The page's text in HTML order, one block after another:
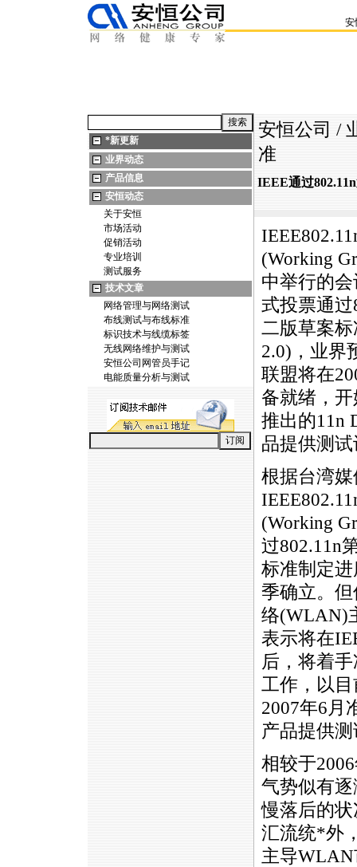
安
*新更新
业界动态
产品信息
安恒动态
关于安恒
市场活动
促销活动
专业培训
测试服务
技术文章
网络管理与网络测试
布线测试与布线标准
标识技术与线缆标签
无线网络维护与测试
安恒公司网管员手记
电能质量分析与测试
安恒公司 /
准
IEEE通过
IEEE
(Working
中举行的
式投票通过
二版草案
2.0)，业界
联盟将在
备就绪，
推出的11n
品提供测
根据台湾
IEEE
(Working
过802.11n
标准制定
季确立。
络(WLAN)
表示将在
后，将着
工作，以
2007年6月
产品提供
相较于
气势似有
慢落后的
汇流统*外
主导WLAN